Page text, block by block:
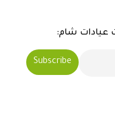
عيادات شام: